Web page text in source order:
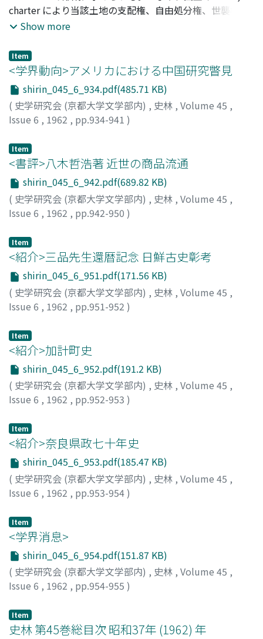
えば画象鏡、三角緑神獣鏡などには同笵所鋳の鏡が少くな
く、その類の一括して同時に彼土から同地に齎されたのを
である。而して是等の鏡が大和朝廷の特色あるまた既に一
定の型をとつた高塚に副葬されていて、その副葬のエ合た
るや一墳に数多い点で、他の国土での単な、のる姿見とし
ての副葬の様相とは違うている。 そうすると鏡から推さ
れるこのような古墳の営まれた、三四世紀の時代には、畿
内に於いて大和朝の形成が既に出来上つて、発展えの段階
が大陸から伝えられた北九州より、漢中期以降の鏡の多く
が畿内に齎されて伝存する間にあつたと見るべきで、また
各鏡式の通じての分布の示すところこれに重要な示唆を与
えるものがあるのである。
charter により当該土地の支配権、自由処分権、世襲権を
認められる私有地の形成に求められよう。この私有地
"Land Tenure in Early England"が発表され、ローマ帝政
末の土地譲渡に関する理念が導入されて生じたものである
と説明された。そして彼はさらに進んで、Maitland,
Vinogradoff らゲルマニストの folkland→bookland なる
テーゼを批判し folkland なる、史料に裏付けされること
の稀薄な漠然たる既成観念を打破して、bookland 以前に
により保有されている土地があつたとする。しかしそれに
関する説明は充分納得的であるとは思えない。本稿では、
John と Maitland の論議の考証を経て、folkland より
bookland へ転換して行く過程に、豪族の folkland 保有と
云う過渡期的土地保有形態があつたことに注目したいと思
う。
Show more
Item
<学界動向>アメリカにおける中国研究瞥見
shirin_045_6_934.pdf(485.71 KB)
( 史学研究会 (京都大学文学部内) , 史林 , Volume 45 ,
Issue 6 , 1962 , pp.934-941 )
Item
<書評>八木哲浩著 近世の商品流通
shirin_045_6_942.pdf(689.82 KB)
( 史学研究会 (京都大学文学部内) , 史林 , Volume 45 ,
Issue 6 , 1962 , pp.942-950 )
Item
<紹介>三品先生還暦記念 日鮮古史彰考
shirin_045_6_951.pdf(171.56 KB)
( 史学研究会 (京都大学文学部内) , 史林 , Volume 45 ,
Issue 6 , 1962 , pp.951-952 )
Item
<紹介>加計町史
shirin_045_6_952.pdf(191.2 KB)
( 史学研究会 (京都大学文学部内) , 史林 , Volume 45 ,
Issue 6 , 1962 , pp.952-953 )
Item
<紹介>奈良県政七十年史
shirin_045_6_953.pdf(185.47 KB)
( 史学研究会 (京都大学文学部内) , 史林 , Volume 45 ,
Issue 6 , 1962 , pp.953-954)
Item
<学界消息>
shirin_045_6_954.pdf(151.87 KB)
( 史学研究会 (京都大学文学部内) , 史林 , Volume 45 ,
Issue 6 , 1962 , pp.954-955 )
Item
史林 第45巻総目次 昭和37年 (1962) 年